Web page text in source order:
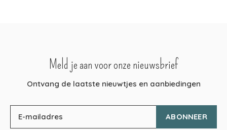
Meld je aan voor onze nieuwsbrief
Ontvang de laatste nieuwtjes en aanbiedingen
ABONNEER